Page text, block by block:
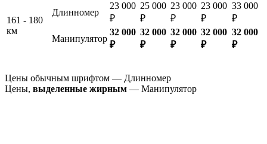
161 - 180
км
Длинномер
23 000
₽
25 000
₽
23 000
₽
23 000
₽
33 000
₽
Манипулятор
32 000
₽
32 000
₽
32 000
₽
32 000
₽
32 000
₽
Цены обычным шрифтом — Длинномер
Цены, выделенные жирным — Манипулятор